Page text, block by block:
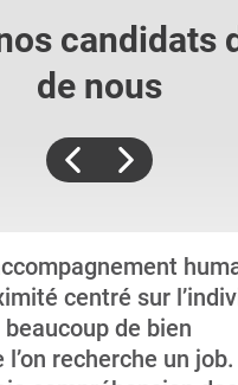
candidats
de nous
centré sur
de bien
l’on recherche un job.